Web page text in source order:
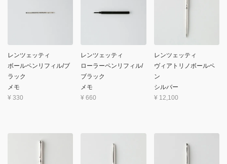
レンツェッティ
ボールペンリフィル/ブ
ラック
メモ
¥ 330
レンツェッティ
ローラーペンリフィル/
ブラック
メモ
¥ 660
レンツェッティ
ヴィアトリノボールペ
ン
シルバー
¥ 12,100